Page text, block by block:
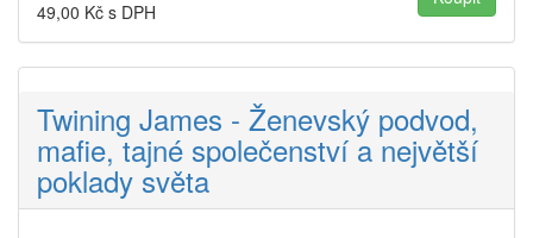
49,00 Kč s DPH
Twining James - Ženevský podvod,
mafie, tajné společenství a největší
poklady světa